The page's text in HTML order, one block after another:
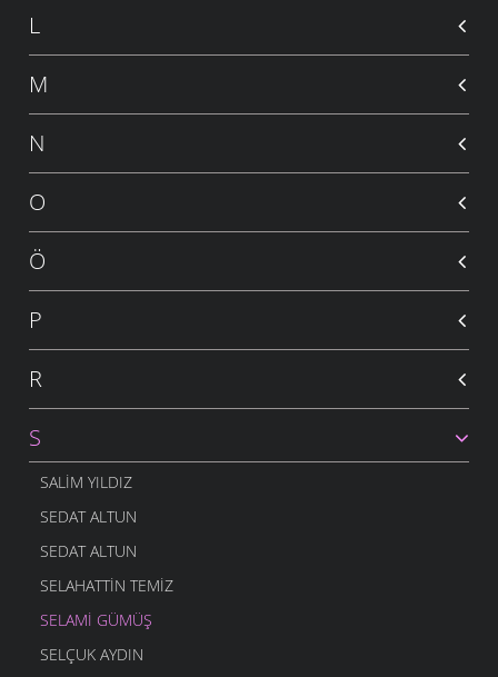
L
M
N
O
Ö
P
R
S
SALIM YILDIZ
SEDAT ALTUN
SEDAT ALTUN
SELAHATTIN TEMIZ
SELAMI GÜMÜŞ
SELÇUK AYDIN